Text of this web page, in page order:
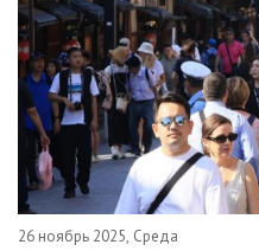
26 ноябрь 2025, Среда